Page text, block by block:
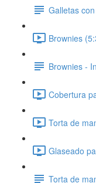
Galletas
Brownies
Brownies -
Cobertura
Torta de
Glaseado
Torta de